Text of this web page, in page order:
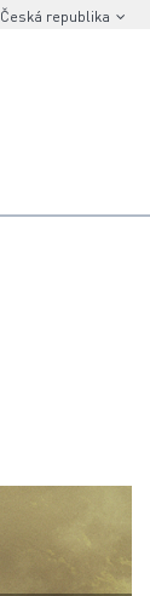
Česká republika